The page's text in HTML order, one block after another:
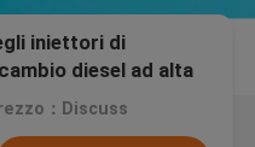
iniettori di
diesel ad alta
：Discuss